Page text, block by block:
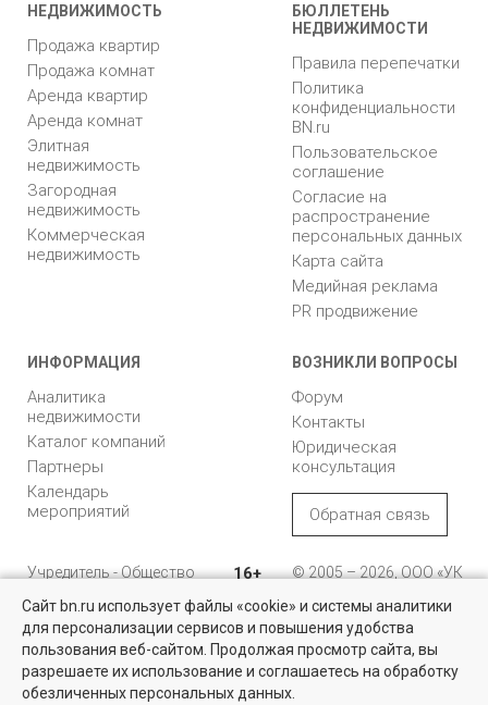
Недвижимость для бизнеса
Большой выбор актуальных объектов по выгодным ценам в
Санкт-Петербурге и области
НЕДВИЖИМОСТЬ
Продажа квартир
Продажа комнат
Аренда квартир
Аренда комнат
Элитная
недвижимость
Загородная
недвижимость
Коммерческая
недвижимость
БЮЛЛЕТЕНЬ
НЕДВИЖИМОСТИ
Правила перепечатки
Политика
конфиденциальности
BN.ru
Пользовательское
соглашение
Согласие на
распространение
персональных данных
Карта сайта
Медийная реклама
PR продвижение
ИНФОРМАЦИЯ
Аналитика
недвижимости
Каталог компаний
Партнеры
Календарь
мероприятий
ВОЗНИКЛИ ВОПРОСЫ
Форум
Контакты
Юридическая
консультация
Обратная связь
Учредитель - Общество
ответственностью
"Управляющая
компания "Бюллетень
недвижимости"
16+
© 2005 – 2026, ООО «УК
196105, Санкт-
Петербург, пр. Юрия
Гагарина, 1
Сайт bn.ru использует файлы «cookie» и системы аналитики
для персонализации сервисов и повышения удобства
пользования веб-сайтом. Продолжая просмотр сайта, вы
разрешаете их использование и соглашаетесь на обработку
обезличенных персональных данных.